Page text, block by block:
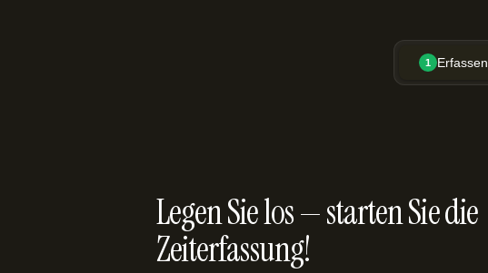
1 Erfassen
Legen Sie los — starten Sie die
Zeiterfassung!